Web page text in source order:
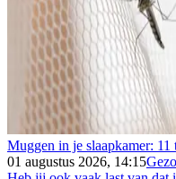
Muggen in je slaapkamer: 11
01 augustus 2026, 14:15